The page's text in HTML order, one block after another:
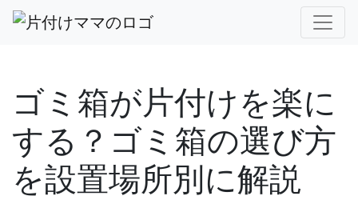
ゴミ箱が片付けを楽に
する？ゴミ箱の選び方
を設置場所別に解説